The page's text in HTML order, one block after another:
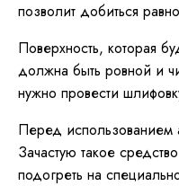
позволит добиться
Поверхность, которая
должна быть ровной и
нужно провести
Перед использованием
Зачастую такое
подогреть на